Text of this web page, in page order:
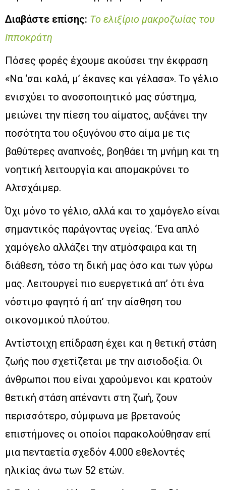
Διαβάστε επίσης: Το ελιξίριο μακροζωίας του
Ιπποκράτη
Πόσες φορές έχουμε ακούσει την έκφραση
«Να ‘σαι καλά, μ’ έκανες και γέλασα». Το γέλιο
ενισχύει το ανοσοποιητικό μας σύστημα,
μειώνει την πίεση του αίματος, αυξάνει την
ποσότητα του οξυγόνου στο αίμα με τις
βαθύτερες αναπνοές, βοηθάει τη μνήμη και τη
νοητική λειτουργία και απομακρύνει το
Αλτσχάιμερ.
Όχι μόνο το γέλιο, αλλά και το χαμόγελο είναι
σημαντικός παράγοντας υγείας. ‘Ενα απλό
χαμόγελο αλλάζει την ατμόσφαιρα και τη
διάθεση, τόσο τη δική μας όσο και των γύρω
μας. Λειτουργεί πιο ευεργετικά απ’ ότι ένα
νόστιμο φαγητό ή απ’ την αίσθηση του
οικονομικού πλούτου.
Αντίστοιχη επίδραση έχει και η θετική στάση
ζωής που σχετίζεται με την αισιοδοξία. Οι
άνθρωποι που είναι χαρούμενοι και κρατούν
θετική στάση απέναντι στη ζωή, ζουν
περισσότερο, σύμφωνα με βρετανούς
επιστήμονες οι οποίοι παρακολούθησαν επί
μια πενταετία σχεδόν 4.000 εθελοντές
ηλικίας άνω των 52 ετών.